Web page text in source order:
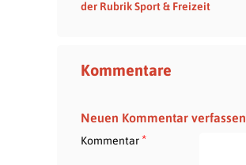
der Rubrik Sport & Freizeit
Kommentare
Neuen Kommentar verfassen
Kommentar*